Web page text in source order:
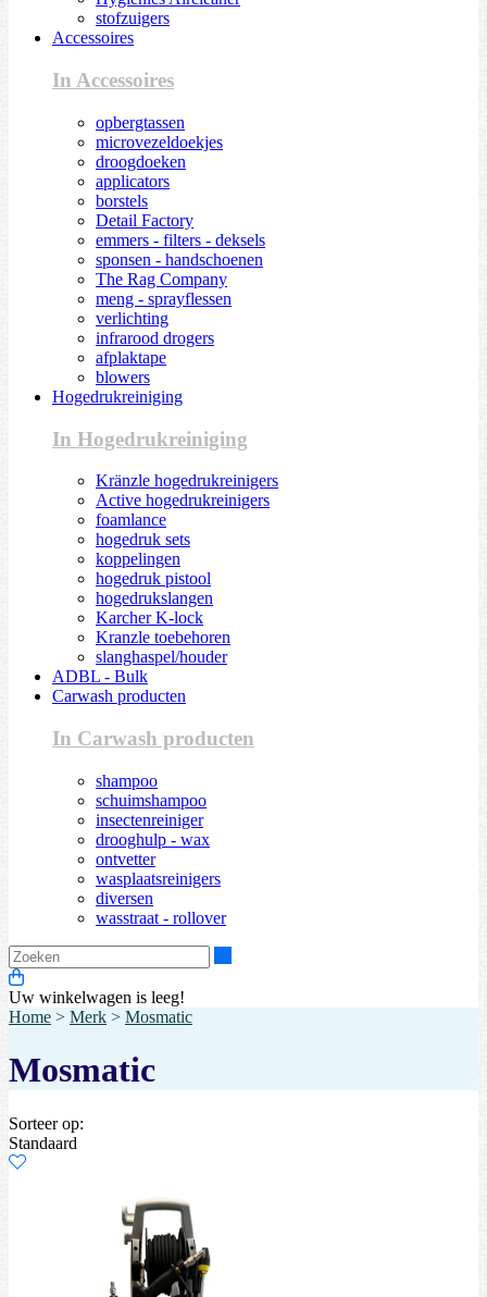
stofzuigers
Accessoires
In Accessoires
opbergtassen
microvezeldoekjes
droogdoeken
applicators
borstels
Detail Factory
emmers - filters - deksels
sponsen - handschoenen
The Rag Company
meng - sprayflessen
verlichting
infrarood drogers
afplaktape
blowers
Hogedrukreiniging
In Hogedrukreiniging
Kränzle hogedrukreinigers
Active hogedrukreinigers
foamlance
hogedruk sets
koppelingen
hogedruk pistool
hogedrukslangen
Karcher K-lock
Kranzle toebehoren
slanghaspel/houder
ADBL - Bulk
Carwash producten
In Carwash producten
shampoo
schuimshampoo
insectenreiniger
drooghulp - wax
ontvetter
wasplaatsreinigers
diversen
wasstraat - rollover
Uw winkelwagen is leeg!
Home > Merk > Mosmatic
Mosmatic
Sorteer op:
Standaard